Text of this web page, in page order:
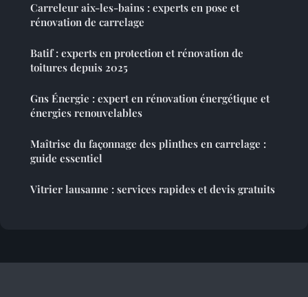
Carreleur aix-les-bains : experts en pose et
rénovation de carrelage
Batif : experts en protection et rénovation de
toitures depuis 2025
Gns Énergie : expert en rénovation énergétique et
énergies renouvelables
Maîtrise du façonnage des plinthes en carrelage :
guide essentiel
Vitrier lausanne : services rapides et devis gratuits